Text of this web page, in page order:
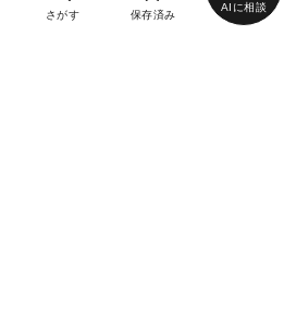
さがす 保存済み
AIに相談